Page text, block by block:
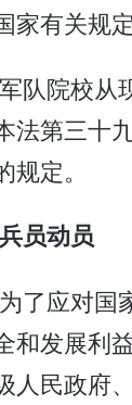
家有关规定
队院校从
法第三十
定。
员动员
了应对国
和发展利
人民政府